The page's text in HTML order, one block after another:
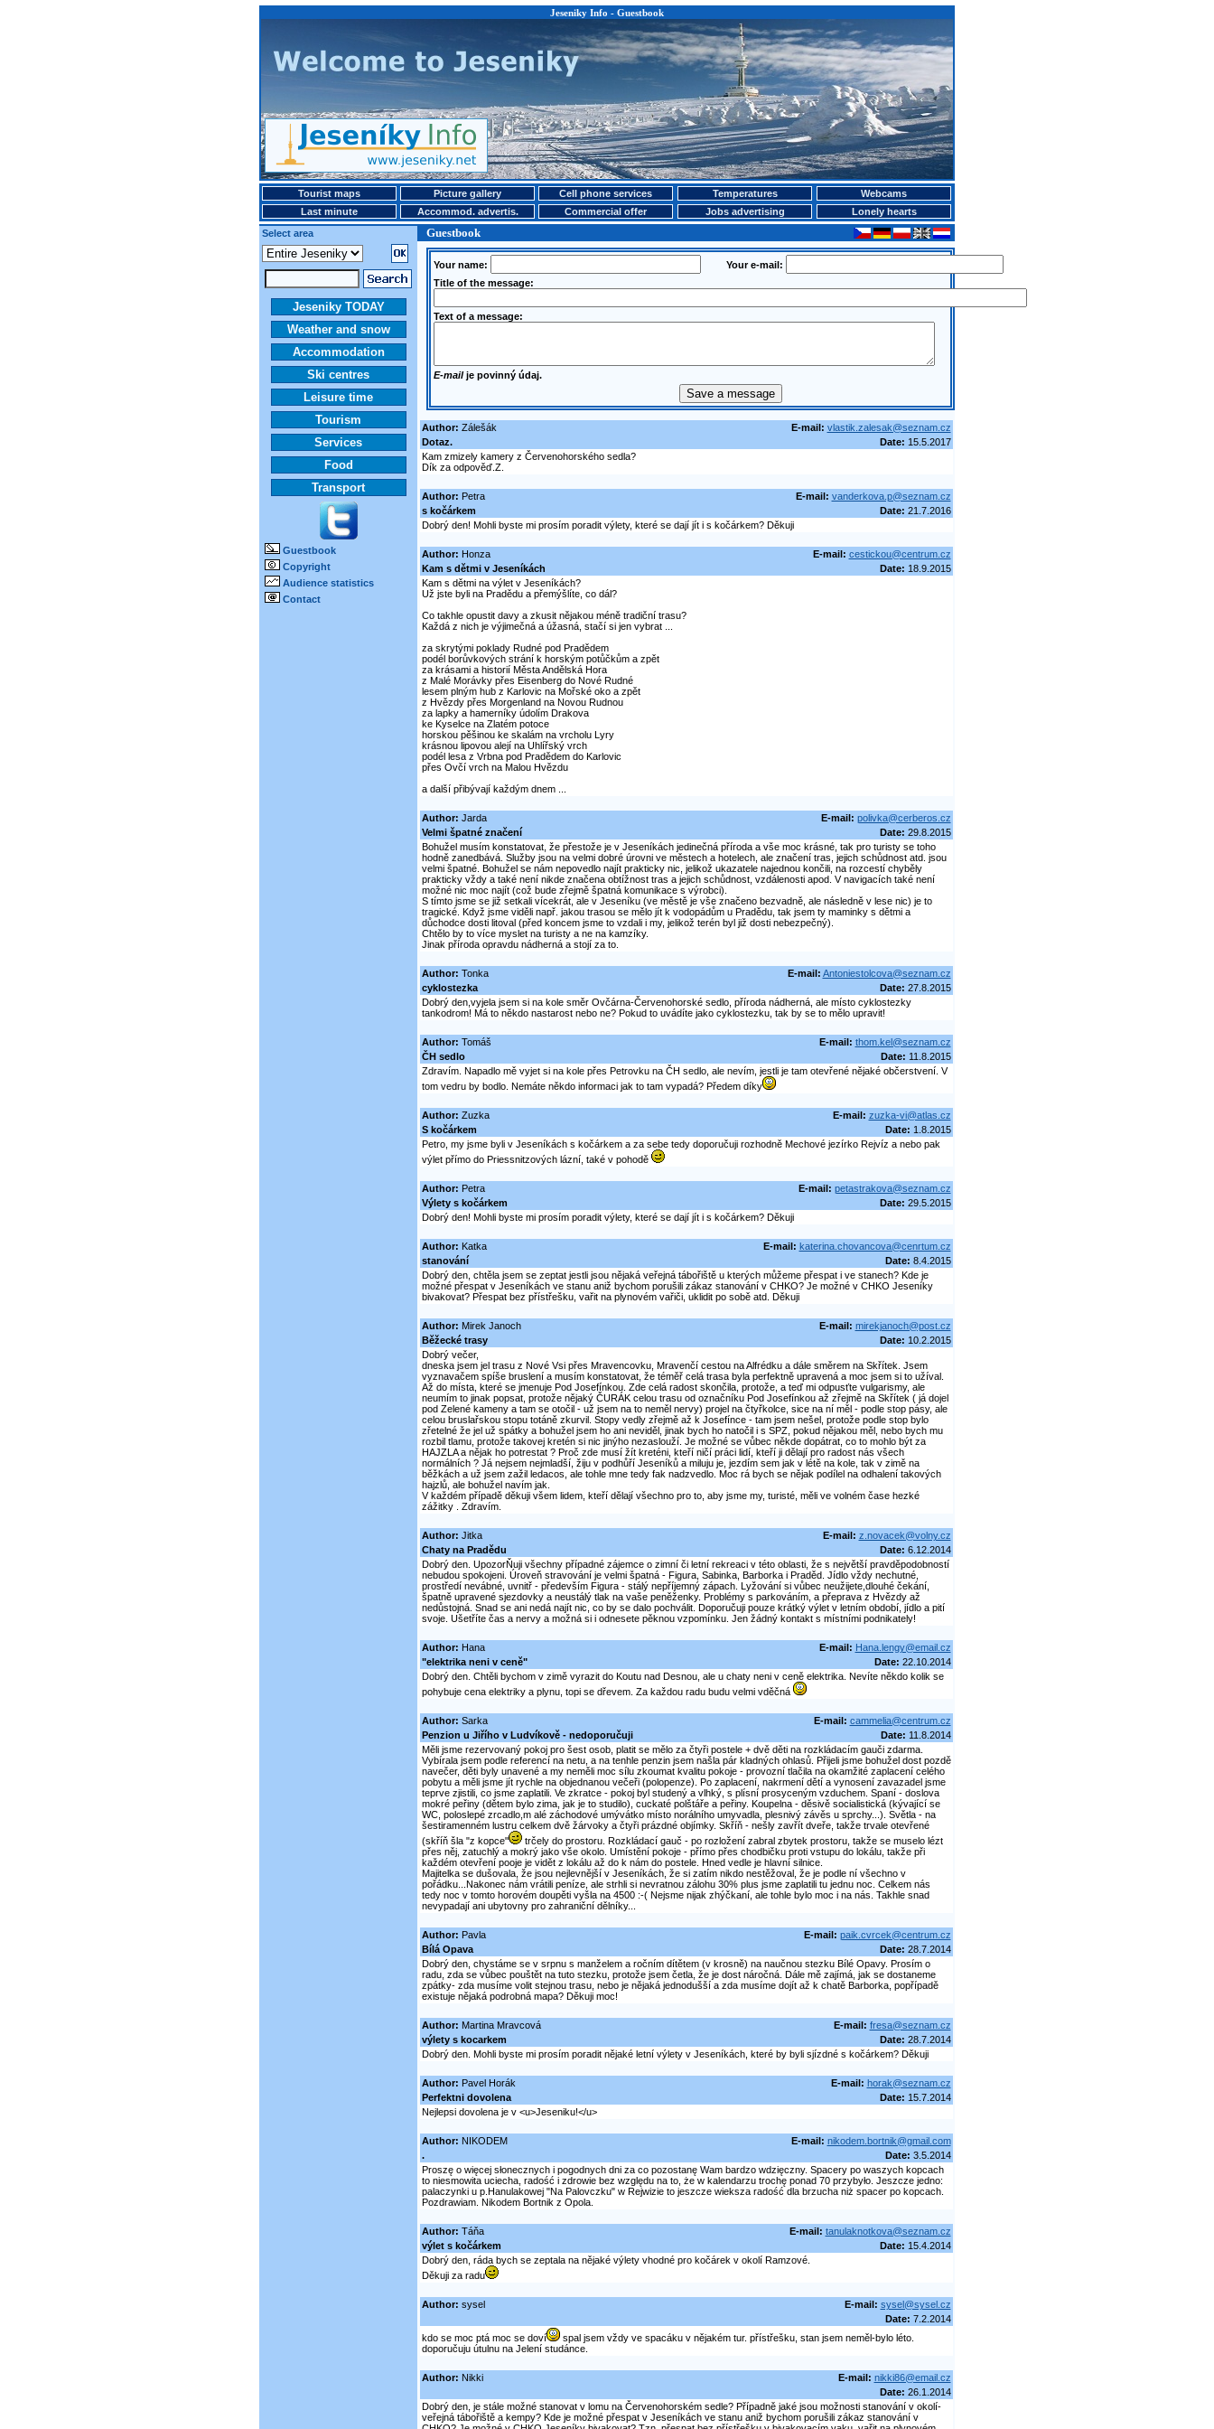
Jeseniky Info - Guestbook
Tourist maps Picture gallery Cell phone services Temperatures
Webcams
Last minute
Accommod. advertis. Commercial offer Jobs advertising
Lonely hearts
Select area
Guestbook
Jeseniky TODAY
Weather and snow
Accommodation
Ski centres
Leisure time
Tourism
Services
Food
Transport
Guestbook
Copyright
Audience statistics
Contact
Your name:
Your e-mail:
Title of the message:
Text of a message:
E-mailje povinný údaj.
Author: Zálešák E-mail: vlastik.zalesak@seznam.cz
Dotaz.
Date: 15.5.2017
Kam zmizely kamery z Červenohorského sedla?
Dík za odpověď.Z.
Author: Petra E-mail: vanderkova.p@seznam.cz
s kočárkem
Date: 21.7.2016
Dobrý den! Mohli byste mi prosím poradit výlety, které se dají jít i s kočárkem? Děkuji
Author: Honza E-mail: cestickou@centrum.cz
Kam s dětmi v Jeseníkách
Date: 18.9.2015
Kam s dětmi na výlet v Jeseníkách?
Už jste byli na Pradědu a přemýšlíte, co dál?
Co takhle opustit davy a zkusit nějakou méně tradiční trasu?
Každá z nich je výjimečná a úžasná, stačí si jen vybrat ...
za skrytými poklady Rudné pod Pradědem
podél borůvkových strání k horským potůčkům a zpět
za krásami a historií Města Andělská Hora
z Malé Morávky přes Eisenberg do Nové Rudné
lesem plným hub z Karlovic na Mořské oko a zpět
z Hvězdy přes Morgenland na Novou Rudnou
za lapky a hamerníky údolím Drakova
ke Kyselce na Zlatém potoce
horskou pěšinou ke skalám na vrcholu Lyry
krásnou lipovou alejí na Uhlířský vrch
podél lesa z Vrbna pod Pradědem do Karlovic
přes Ovčí vrch na Malou Hvězdu
a další přibývají každým dnem ...
Author: Jarda E-mail: polivka@cerberos.cz
Velmi špatné značení
Date: 29.8.2015
Bohužel musím konstatovat, že přestože je v Jeseníkách jedinečná příroda a vše moc krásné, tak pro turisty se toho
hodně zanedbává. Služby jsou na velmi dobré úrovni ve městech a hotelech, ale značení tras, jejich schůdnost atd. jsou
velmi špatné. Bohužel se nám nepovedlo najít prakticky nic, jelikož ukazatele najednou končili, na rozcestí chyběly
prakticky vždy a také není nikde značena obtížnost tras a jejich schůdnost, vzdálenosti apod. V navigacích také není
možné nic moc najít (což bude zřejmě špatná komunikace s výrobci).
S tímto jsme se již setkali vícekrát, ale v Jeseníku (ve městě je vše značeno bezvadně, ale následně v lese nic) je to
tragické. Když jsme viděli např. jakou trasou se mělo jít k vodopádům u Pradědu, tak jsem ty maminky s dětmi a
důchodce dosti litoval (před koncem jsme to vzdali i my, jelikož terén byl již dosti nebezpečný).
Chtělo by to více myslet na turisty a ne na kamzíky.
Jinak příroda opravdu nádherná a stojí za to.
Author: Tonka E-mail: Antoniestolcova@seznam.cz
cyklostezka
Date: 27.8.2015
Dobrý den,vyjela jsem si na kole směr Ovčárna-Červenohorské sedlo, příroda nádherná, ale místo cyklostezky
tankodrom! Má to někdo nastarost nebo ne? Pokud to uvádíte jako cyklostezku, tak by se to mělo upravit!
Author: Tomáš E-mail: thom.kel@seznam.cz
ČH sedlo
Date: 11.8.2015
Zdravím. Napadlo mě vyjet si na kole přes Petrovku na ČH sedlo, ale nevím, jestli je tam otevřené nějaké občerstvení. V
tom vedru by bodlo. Nemáte někdo informaci jak to tam vypadá? Předem díky
Author: Zuzka E-mail: zuzka-vi@atlas.cz
S kočárkem
Date: 1.8.2015
Petro, my jsme byli v Jeseníkách s kočárkem a za sebe tedy doporučuji rozhodně Mechové jezírko Rejvíz a nebo pak
výlet přímo do Priessnitzových lázní, také v pohodě
Author: Petra E-mail: petastrakova@seznam.cz
Výlety s kočárkem
Date: 29.5.2015
Dobrý den! Mohli byste mi prosím poradit výlety, které se dají jít i s kočárkem? Děkuji
Author: Katka E-mail: katerina.chovancova@cenrtum.cz
stanování
Date: 8.4.2015
Dobrý den, chtěla jsem se zeptat jestli jsou nějaká veřejná tábořiště u kterých můžeme přespat i ve stanech? Kde je
možné přespat v Jeseníkách ve stanu aniž bychom porušili zákaz stanování v CHKO? Je možné v CHKO Jeseníky
bivakovat? Přespat bez přístřešku, vařit na plynovém vařiči, uklidit po sobě atd. Děkuji
Author: Mirek Janoch E-mail: mirekjanoch@post.cz
Běžecké trasy
Date: 10.2.2015
Dobrý večer,
dneska jsem jel trasu z Nové Vsi přes Mravencovku, Mravenčí cestou na Alfrédku a dále směrem na Skřítek. Jsem
vyznavačem spíše bruslení a musím konstatovat, že téměř celá trasa byla perfektně upravená a moc jsem si to užíval.
Až do místa, které se jmenuje Pod Josefínkou. Zde celá radost skončila, protože, a teď mi odpusťte vulgarismy, ale
neumím to jinak popsat, protože nějaký ČURÁK celou trasu od označníku Pod Josefínkou až zřejmě na Skřítek ( já dojel
pod Zelené kameny a tam se otočil - už jsem na to neměl nervy) projel na čtyřkolce, sice na ní měl - podle stop pásy, ale
celou bruslařskou stopu totáně zkurvil. Stopy vedly zřejmě až k Josefínce - tam jsem nešel, protože podle stop bylo
zřetelné že jel už spátky a bohužel jsem ho ani neviděl, jinak bych ho natočil i s SPZ, pokud nějakou měl, nebo bych mu
rozbil tlamu, protože takovej kretén si nic jinýho nezaslouží. Je možné se vůbec někde dopátrat, co to mohlo být za
HAJZLA a nějak ho potrestat ? Proč zde musí žít kreténi, kteří ničí práci lidí, kteří ji dělají pro radost nás všech
normálních ? Já nejsem nejmladší, žiju v podhůří Jeseníků a miluju je, jezdím sem jak v létě na kole, tak v zimě na
běžkách a už jsem zažil ledacos, ale tohle mne tedy fak nadzvedlo. Moc rá bych se nějak podílel na odhalení takových
hajzlů, ale bohužel navím jak.
V každém případě děkuji všem lidem, kteří dělají všechno pro to, aby jsme my, turisté, měli ve volném čase hezké
zážitky . Zdravím.
Author: Jitka E-mail: z.novacek@volny.cz
Chaty na Pradědu
Date: 6.12.2014
Dobrý den. UpozorŇuji všechny případné zájemce o zimní či letní rekreaci v této oblasti, že s největší pravděpodobností
nebudou spokojeni. Úroveň stravování je velmi špatná - Figura, Sabinka, Barborka i Praděd. Jídlo vždy nechutné,
prostředí nevábné, uvnitř - především Figura - stálý nepříjemný zápach. Lyžování si vůbec neužijete,dlouhé čekání,
špatně upravené sjezdovky a neustálý tlak na vaše peněženky. Problémy s parkováním, a přeprava z Hvězdy až
nedůstojná. Snad se ani nedá najít nic, co by se dalo pochválit. Doporučuji pouze krátký výlet v letním období, jídlo a pití
svoje. Ušetříte čas a nervy a možná si i odnesete pěknou vzpomínku. Jen žádný kontakt s místními podnikately!
Author: Hana E-mail: Hana.lengy@email.cz
"elektrika neni v ceně"
Date: 22.10.2014
Dobrý den. Chtěli bychom v zimě vyrazit do Koutu nad Desnou, ale u chaty neni v ceně elektrika. Nevíte někdo kolik se
pohybuje cena elektriky a plynu, topi se dřevem. Za každou radu budu velmi vděčná
Author: Sarka E-mail: cammelia@centrum.cz
Penzion u Jiřího v Ludvíkově - nedoporučuji
Date: 11.8.2014
Měli jsme rezervovaný pokoj pro šest osob, platit se mělo za čtyři postele + dvě děti na rozkládacím gauči zdarma.
Vybírala jsem podle referencí na netu, a na tenhle penzin jsem našla pár kladných ohlasů. Přijeli jsme bohužel dost pozdě
navečer, děti byly unavené a my neměli moc sílu zkoumat kvalitu pokoje - provozní tlačila na okamžité zaplacení celého
pobytu a měli jsme jít rychle na objednanou večeři (polopenze). Po zaplacení, nakrmení dětí a vynosení zavazadel jsme
teprve zjistili, co jsme zaplatili. Ve zkratce - pokoj byl studený a vlhký, s plísní prosyceným vzduchem. Spaní - doslova
mokré peřiny (dětem bylo zima, jak je to studilo), cuckaté polštáře a peřiny. Koupelna - děsivě socialistická (kývající se
WC, poloslepé zrcadlo,m alé záchodové umývátko místo norálního umyvadla, plesnivý závěs u sprchy...). Světla - na
šestiramenném lustru celkem dvě žárvoky a čtyři prázdné objímky. Skříň - nešly zavřít dveře, takže trvale otevřené
(skříň šla "z kopce"
trčely do prostoru. Rozkládací gauč - po rozložení zabral zbytek prostoru, takže se muselo lézt
přes něj, zatuchlý a mokrý jako vše okolo. Umístění pokoje - přímo přes chodbičku proti vstupu do lokálu, takže při
každém otevření pooje je vidět z lokálu až do k nám do postele. Hned vedle je hlavní silnice.
Majitelka se dušovala, že jsou nejlevnější v Jeseníkách, že si zatím nikdo nestěžoval, že je podle ní všechno v
pořádku...Nakonec nám vrátili peníze, ale strhli si nevratnou zálohu 30% plus jsme zaplatili tu jednu noc. Celkem nás
tedy noc v tomto horovém doupěti vyšla na 4500 :-( Nejsme nijak zhýčkaní, ale tohle bylo moc i na nás. Takhle snad
nevypadají ani ubytovny pro zahraniční dělníky...
Author: Pavla E-mail: paik.cvrcek@centrum.cz
Bílá Opava
Date: 28.7.2014
Dobrý den, chystáme se v srpnu s manželem a ročním dítětem (v krosně) na naučnou stezku Bílé Opavy. Prosím o
radu, zda se vůbec pouštět na tuto stezku, protože jsem četla, že je dost náročná. Dále mě zajímá, jak se dostaneme
zpátky- zda musíme volit stejnou trasu, nebo je nějaká jednodušší a zda musíme dojít až k chatě Barborka, popřípadě
existuje nějaká podrobná mapa? Děkuji moc!
Author: Martina Mravcová E-mail: fresa@seznam.cz
výlety s kocarkem
Date: 28.7.2014
Dobrý den. Mohli byste mi prosím poradit nějaké letní výlety v Jeseníkách, které by byli sjízdné s kočárkem? Děkuji
Author: Pavel Horák E-mail: horak@seznam.cz
Perfektni dovolena
Date: 15.7.2014
Nejlepsi dovolena je v <u>Jeseniku!</u>
Author: NIKODEM E-mail: nikodem.bortnik@gmail.com
.
Date: 3.5.2014
Proszę o więcej słonecznych i pogodnych dni za co pozostanę Wam bardzo wdzięczny. Spacery po waszych kopcach
to niesmowita uciecha, radość i zdrowie bez względu na to, że w kalendarzu trochę ponad 70 przybyło. Jeszcze jedno:
palaczynki u p.Hanulakowej "Na Palovczku" w Rejwizie to jeszcze wieksza radość dla brzucha niż spacer po kopcach.
Pozdrawiam. Nikodem Bortnik z Opola.
Author: Táňa E-mail: tanulaknotkova@seznam.cz
výlet s kočárkem
Date: 15.4.2014
Dobrý den, ráda bych se zeptala na nějaké výlety vhodné pro kočárek v okolí Ramzové.
Děkuji za radu
Author: sysel E-mail: sysel@sysel.cz
Date: 7.2.2014
kdo se moc ptá moc se doví
spal jsem vždy ve spacáku v nějakém tur. přístřešku, stan jsem neměl-bylo léto.
doporučuju útulnu na Jelení studánce.
Author: Nikki E-mail: nikki86@email.cz
Date: 26.1.2014
Dobrý den, je stále možné stanovat v lomu na Červenohorském sedle? Případně jaké jsou možnosti stanování v okolí-
veřejná tábořiště a kempy? Kde je možné přespat v Jeseníkách ve stanu aniž bychom porušili zákaz stanování v